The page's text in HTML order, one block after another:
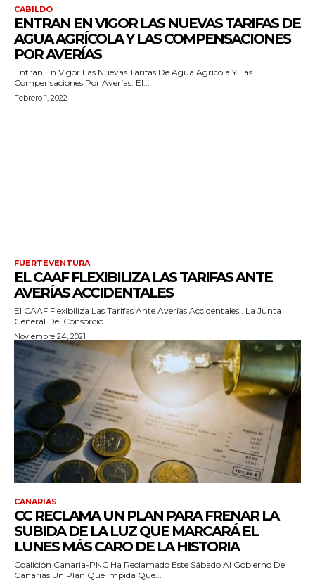
CABILDO
ENTRAN EN VIGOR LAS NUEVAS TARIFAS DE
AGUA AGRÍCOLA Y LAS COMPENSACIONES
POR AVERÍAS
Entran En Vigor Las Nuevas Tarifas De Agua Agrícola Y Las
Compensaciones Por Averías. El...
Febrero 1, 2022
FUERTEVENTURA
EL CAAF FLEXIBILIZA LAS TARIFAS ANTE
AVERÍAS ACCIDENTALES
El CAAF Flexibiliza Las Tarifas Ante Averías Accidentales . La Junta
General Del Consorcio...
Noviembre 24, 2021
CANARIAS
CC RECLAMA UN PLAN PARA FRENAR LA
SUBIDA DE LA LUZ QUE MARCARÁ EL
LUNES MÁS CARO DE LA HISTORIA
Coalición Canaria-PNC Ha Reclamado Este Sábado Al Gobierno De
Canarias Un Plan Que Impida Que...